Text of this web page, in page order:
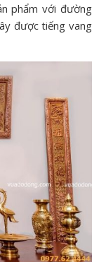
phẩm với đường
được tiếng vang